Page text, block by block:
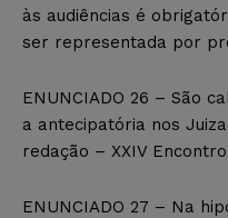
às audiências é
ser representada por
ENUNCIADO 26 – São
a antecipatória nos
redação – XXIV
ENUNCIADO 27 – Na